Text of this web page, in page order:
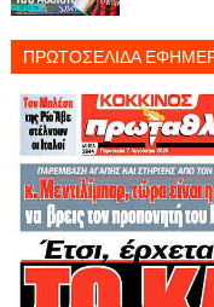
ΠΡΩΤΟΣΕΛΙΔΑ